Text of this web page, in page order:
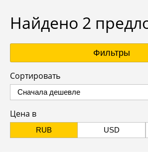
Найдено 2
Фильтры
Сортировать
Сначала дешевле
Цена в
RUB USD